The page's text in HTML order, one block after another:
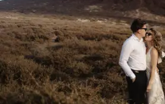
Emociones espontáneas